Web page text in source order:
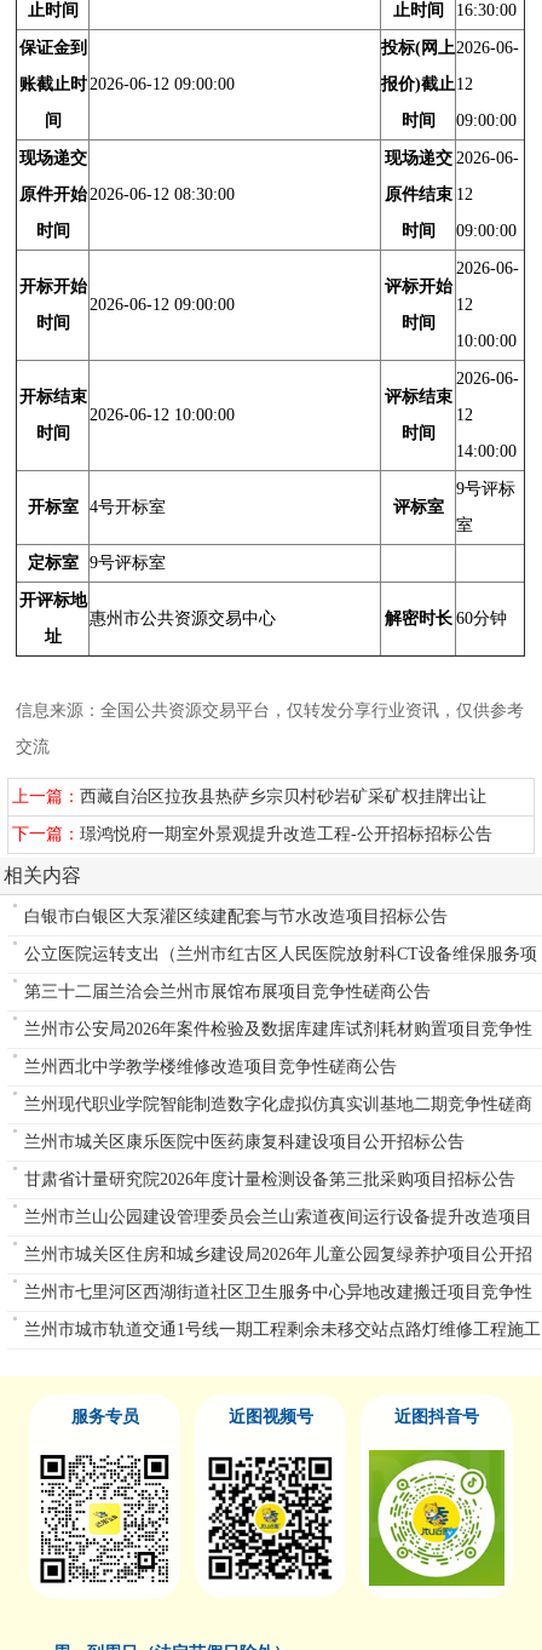
止时间
止时间
16:30:00
保证金到
账截止时
间
2026-06-12 09:00:00
投标(网上
报价)截止
时间
2026-06-
12
09:00:00
现场递交
原件开始
时间
2026-06-12 08:30:00
现场递交
原件结束
时间
2026-06-
12
09:00:00
开标开始
时间
2026-06-12 09:00:00
评标开始
时间
2026-06-
12
10:00:00
开标结束
时间
2026-06-12 10:00:00
评标结束
时间
2026-06-
12
14:00:00
开标室 4号开标室 评标室
9号评标
室
定标室 9号评标室
开评标地
址
惠州市公共资源交易中心 解密时长 60分钟
信息来源：全国公共资源交易平台，仅转发分享行业资讯，仅供参考
交流
上一篇：西藏自治区拉孜县热萨乡宗贝村砂岩矿采矿权挂牌出让
下一篇：璟鸿悦府一期室外景观提升改造工程-公开招标招标公告
相关内容
白银市白银区大泵灌区续建配套与节水改造项目招标公告
公立医院运转支出（兰州市红古区人民医院放射科CT设备维保服务项
目）
第三十二届兰洽会兰州市展馆布展项目竞争性磋商公告
兰州市公安局2026年案件检验及数据库建库试剂耗材购置项目竞争性
磋商公告
兰州西北中学教学楼维修改造项目竞争性磋商公告
兰州现代职业学院智能制造数字化虚拟仿真实训基地二期竞争性磋商
公告
兰州市城关区康乐医院中医药康复科建设项目公开招标公告
甘肃省计量研究院2026年度计量检测设备第三批采购项目招标公告
兰州市兰山公园建设管理委员会兰山索道夜间运行设备提升改造项目
单一来源公告
兰州市城关区住房和城乡建设局2026年儿童公园复绿养护项目公开招
标公告
兰州市七里河区西湖街道社区卫生服务中心异地改建搬迁项目竞争性
磋商公告
兰州市城市轨道交通1号线一期工程剩余未移交站点路灯维修工程施工
服务专员 近图视频号 近图抖音号